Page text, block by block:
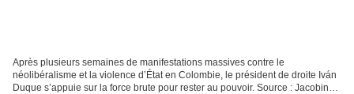
Après plusieurs semaines de manifestations massives contre le
néolibéralisme et la violence d’État en Colombie, le président de droite Iván
Duque s’appuie sur la force brute pour rester au pouvoir. Source : Jacobin